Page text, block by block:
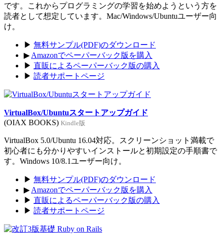
です。これからプログラミングの学習を始めようという方を
読者として想定しています。Mac/Windows/Ubuntuユーザー向
け。
▶ 無料サンプル(PDF)のダウンロード
▶ Amazonでペーパーバック版を購入
▶ 直販によるペーパーバック版の購入
▶ 読者サポートページ
VirtualBox/Ubuntuスタートアップガイド
(OIAX BOOKS) Kindle版
VirtualBox 5.0/Ubuntu 16.04対応。スクリーンショット満載で
初心者にも分かりやすいインストールと初期設定の手順書で
す。Windows 10/8.1ユーザー向け。
▶ 無料サンプル(PDF)のダウンロード
▶ Amazonでペーパーバック版を購入
▶ 直販によるペーパーバック版の購入
▶ 読者サポートページ